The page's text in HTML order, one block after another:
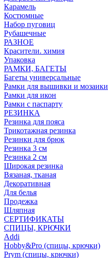
Карамель
Костюмные
Набор пуговиц
Рубашечные
РАЗНОЕ
Красители. химия
Упаковка
РАМКИ, БАГЕТЫ
Багеты универсальные
Рамки для вышивки и мозаики
Рамки для икон
Рамки с паспарту
РЕЗИНКА
Резинка для пояса
Трикотажная резинка
Резинки для брюк
Резинка 3 см
Резинка 2 см
Широкая резинка
Вязаная, тканая
Декоративная
Для белья
Продежка
Шляпная
СЕРТИФИКАТЫ
СПИЦЫ, КРЮЧКИ
Addi
Hobby&Pro (спицы, крючки)
Prym (спицы, крючки)